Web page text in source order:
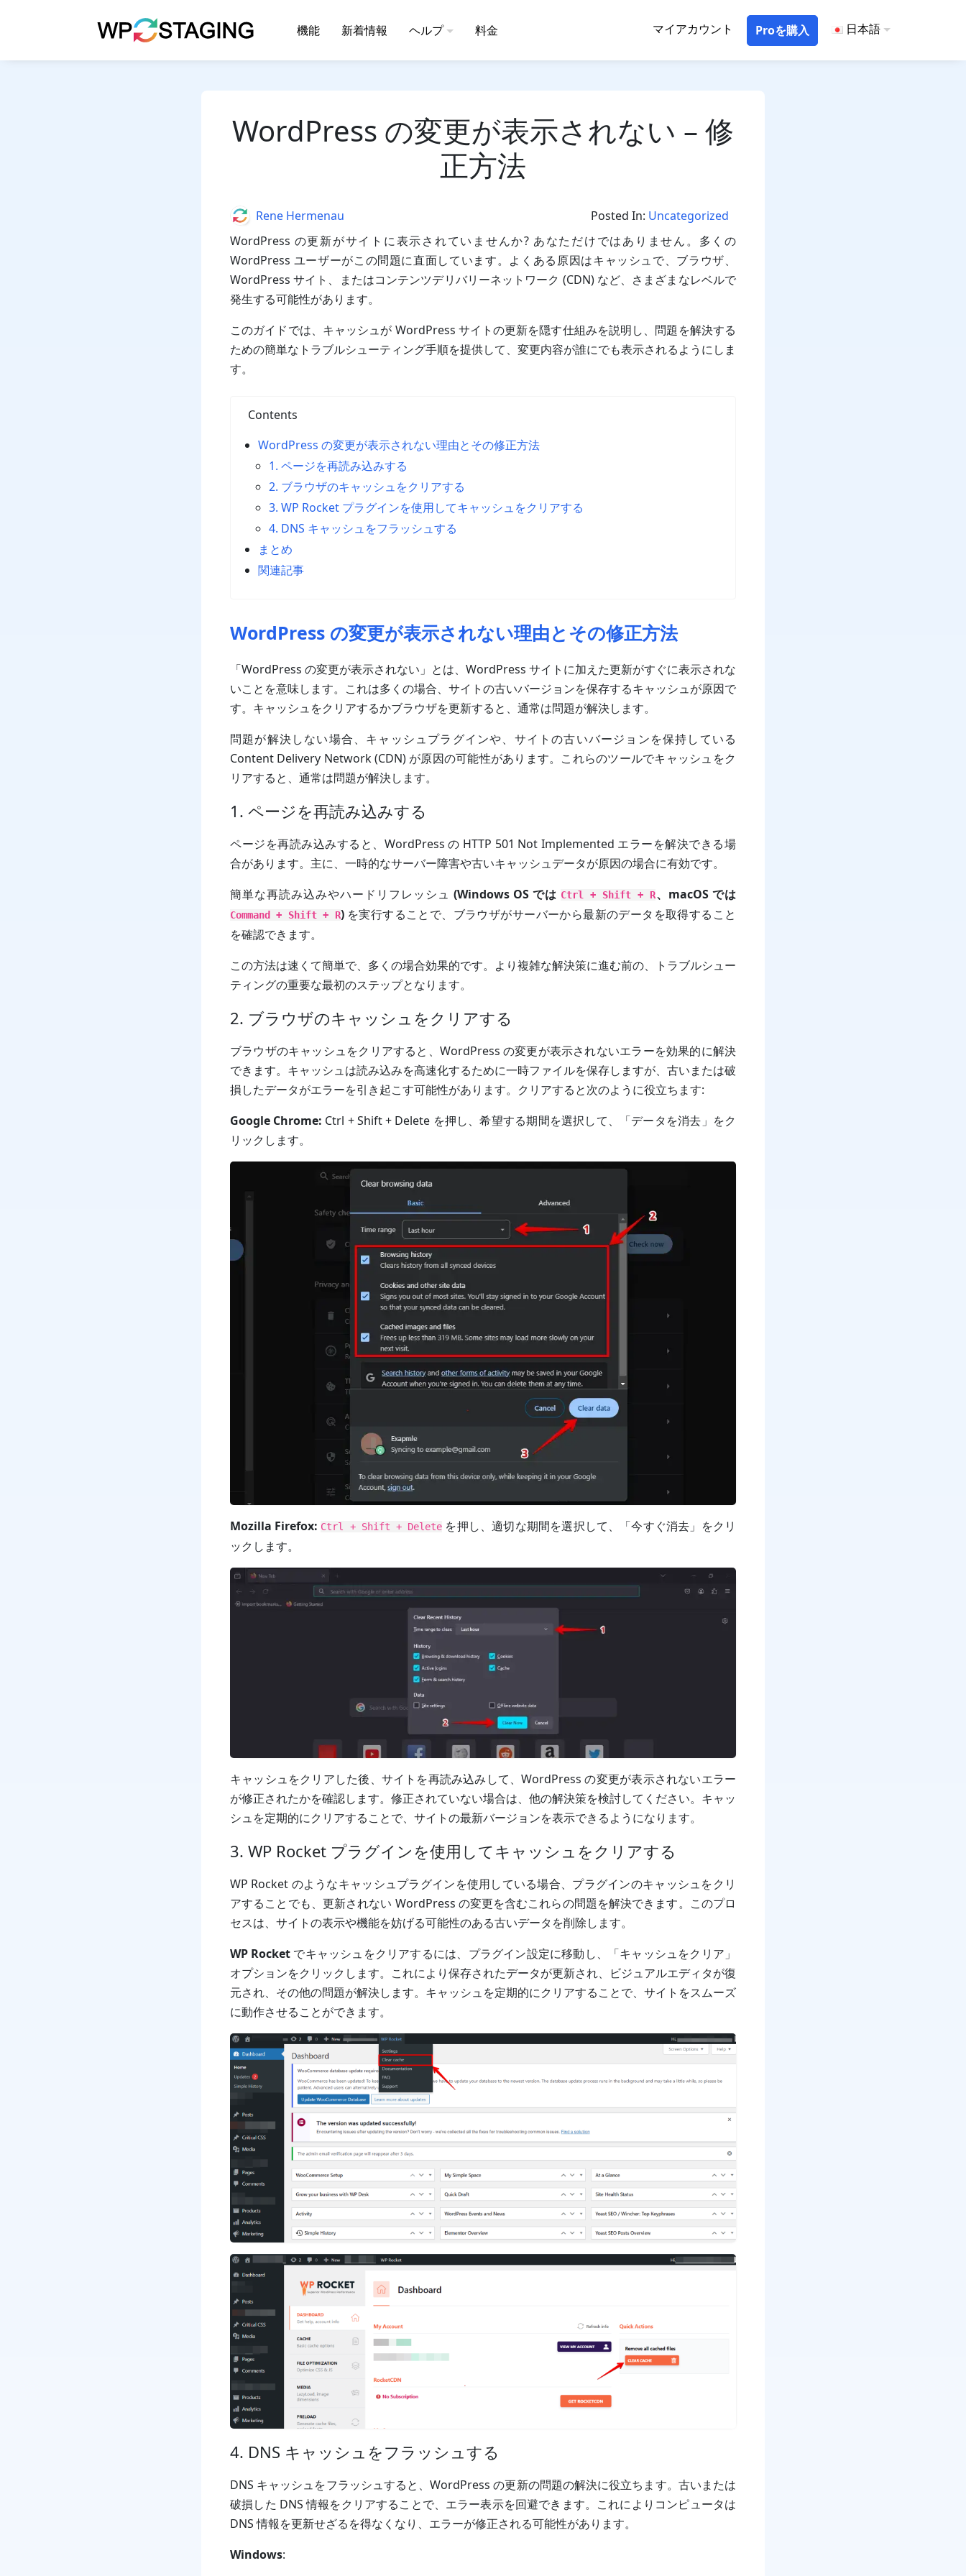
機能 新着情報 ヘルプ 料金 マイアカウント Proを購入 日本語
WordPress の変更が表示されない – 修
正方法
WordPress の更新がサイトに表示されていませんか? あなただけではありません。多くの
WordPress ユーザーがこの問題に直面しています。よくある原因はキャッシュで、ブラウザ、
WordPress サイト、またはコンテンツデリバリーネットワーク (CDN) など、さまざまなレベルで
発生する可能性があります。
このガイドでは、キャッシュが WordPress サイトの更新を隠す仕組みを説明し、問題を解決する
ための簡単なトラブルシューティング手順を提供して、変更内容が誰にでも表示されるようにしま
す。
Contents
WordPress の変更が表示されない理由とその修正方法
1. ページを再読み込みする
2. ブラウザのキャッシュをクリアする
3. WP Rocket プラグインを使用してキャッシュをクリアする
4. DNS キャッシュをフラッシュする
まとめ
関連記事
WordPress の変更が表示されない理由とその修正方法
「WordPress の変更が表示されない」とは、WordPress サイトに加えた更新がすぐに表示されな
いことを意味します。これは多くの場合、サイトの古いバージョンを保存するキャッシュが原因で
す。キャッシュをクリアするかブラウザを更新すると、通常は問題が解決します。
問題が解決しない場合、キャッシュプラグインや、サイトの古いバージョンを保持している
Content Delivery Network (CDN) が原因の可能性があります。これらのツールでキャッシュをク
リアすると、通常は問題が解決します。
1. ページを再読み込みする
ページを再読み込みすると、WordPress の HTTP 501 Not Implemented エラーを解決できる場
合があります。主に、一時的なサーバー障害や古いキャッシュデータが原因の場合に有効です。
簡単な再読み込みやハードリフレッシュ (Windows OS では Ctrl + Shift + R、macOS では
Command + Shift + R)を実行することで、ブラウザがサーバーから最新のデータを取得すること
を確認できます。
この方法は速くて簡単で、多くの場合効果的です。より複雑な解決策に進む前の、トラブルシュー
ティングの重要な最初のステップとなります。
2. ブラウザのキャッシュをクリアする
ブラウザのキャッシュをクリアすると、WordPress の変更が表示されないエラーを効果的に解決
できます。キャッシュは読み込みを高速化するために一時ファイルを保存しますが、古いまたは破
損したデータがエラーを引き起こす可能性があります。クリアすると次のように役立ちます:
Google Chrome: Ctrl + Shift + Delete を押し、希望する期間を選択して、「データを消去」をク
リックします。
Mozilla Firefox: Ctrl + Shift + Delete を押し、適切な期間を選択して、「今すぐ消去」をクリ
ックします。
キャッシュをクリアした後、サイトを再読み込みして、WordPress の変更が表示されないエラー
が修正されたかを確認します。修正されていない場合は、他の解決策を検討してください。キャッ
シュを定期的にクリアすることで、サイトの最新バージョンを表示できるようになります。
3. WP Rocket プラグインを使用してキャッシュをクリアする
WP Rocket のようなキャッシュプラグインを使用している場合、プラグインのキャッシュをクリ
アすることでも、更新されない WordPress の変更を含むこれらの問題を解決できます。このプロ
セスは、サイトの表示や機能を妨げる可能性のある古いデータを削除します。
WP Rocket でキャッシュをクリアするには、プラグイン設定に移動し、「キャッシュをクリア」
オプションをクリックします。これにより保存されたデータが更新され、ビジュアルエディタが復
元され、その他の問題が解決します。キャッシュを定期的にクリアすることで、サイトをスムーズ
に動作させることができます。
4. DNS キャッシュをフラッシュする
DNS キャッシュをフラッシュすると、WordPress の更新の問題の解決に役立ちます。古いまたは
破損した DNS 情報をクリアすることで、エラー表示を回避できます。これによりコンピュータは
DNS 情報を更新せざるを得なくなり、エラーが修正される可能性があります。
Windows:
AuthorRene Hermenau Posted In: Uncategorized